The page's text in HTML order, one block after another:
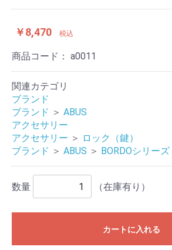
￥8,470 税込
商品コード： a0011
関連カテゴリ
ブランド
ブランド ＞ ABUS
アクセサリー
アクセサリー ＞ ロック（鍵）
ブランド ＞ ABUS ＞ BORDOシリーズ
数量 （在庫有り）
カートに入れる